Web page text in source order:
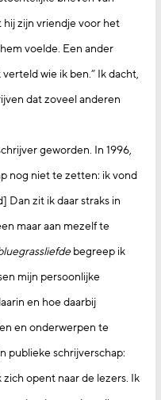
zijn vriendje voor het
voelde. Een ander
wie ik ben.” Ik dacht,
dat zoveel anderen
geworden. In 1996,
nog niet te zetten: ik vond
Dan zit ik daar straks in
maar aan mezelf te
begreep ik
mijn persoonlijke
en hoe daarbij
en onderwerpen te
publieke schrijverschap:
opent naar de lezers. Ik